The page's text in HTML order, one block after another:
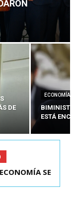
DE
ECONOMÍA
BIMINISTRO
ESTÁ
ELECTO DE
SE